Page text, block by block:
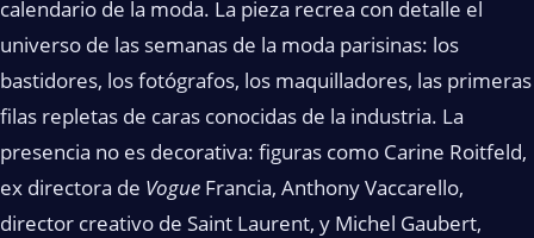
calendario de la moda. La pieza recrea con detalle el
universo de las semanas de la moda parisinas: los
bastidores, los fotógrafos, los maquilladores, las primeras
filas repletas de caras conocidas de la industria. La
presencia no es decorativa: figuras como Carine Roitfeld,
ex directora de Vogue Francia, Anthony Vaccarello,
director creativo de Saint Laurent, y Michel Gaubert,